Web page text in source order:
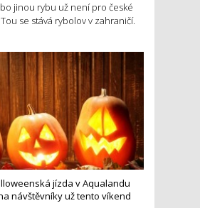
jinou rybu už není pro české
se stává rybolov v zahraničí.
jízda v Aqualandu
návštěvníky už tento víkend